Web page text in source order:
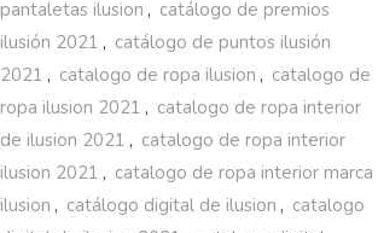
pantaletas ilusion , catálogo de premios
ilusión 2021 , catálogo de puntos ilusión
2021 , catalogo de ropa ilusion , catalogo de
ropa ilusion 2021 , catalogo de ropa interior
de ilusion 2021 , catalogo de ropa interior
ilusion 2021 , catalogo de ropa interior marca
ilusion , catálogo digital de ilusion , catalogo